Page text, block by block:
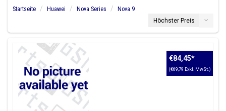
Startseite Huawei Nova Series
Nova 9
Höchster Preis
€84,45*
(€69,79 Exkl. MwSt.)